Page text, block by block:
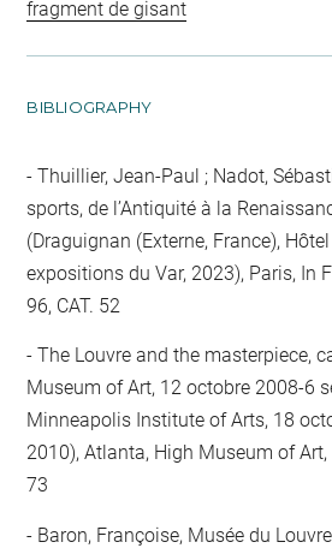
fragment de gisant
BIBLIOGRAPHY
Thuillier, Jean-Paul ; Nadot,
sports, de l’Antiquité à la
(Draguignan (Externe, France),
expositions du Var, 2023), Paris, In
96, CAT. 52
The Louvre and the masterpiece,
Museum of Art, 12 octobre 2008-6
Minneapolis Institute of Arts, 18
2010), Atlanta, High Museum of Art,
73
Baron, Françoise, Musée du